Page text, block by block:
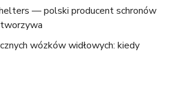
— polski producent schronów
wózków widłowych: kiedy